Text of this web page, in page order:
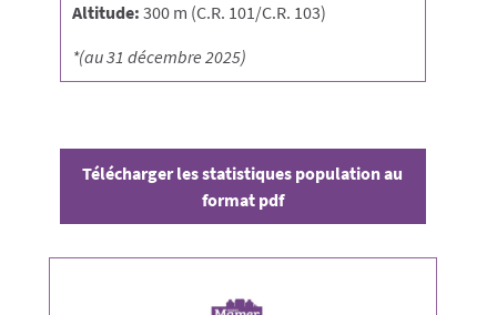
Altitude: 300 m (C.R. 101/C.R. 103)
*(au 31 décembre 2025)
Télécharger les statistiques population au
format pdf